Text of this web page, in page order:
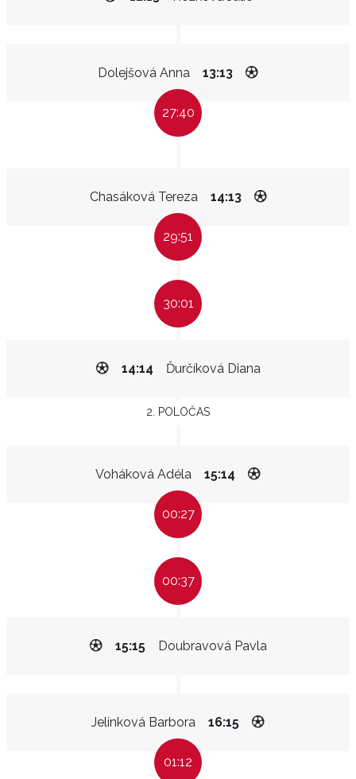
Dolejšová Anna 13:13
27:40
Chasáková Tereza 14:13
29:51
30:01
Ďurčíková Diana
14:14
2. POLOČAS
Voháková Adéla 15:14
00:27
00:37
Doubravová Pavla
15:15
Jelínková Barbora 16:15
01:12